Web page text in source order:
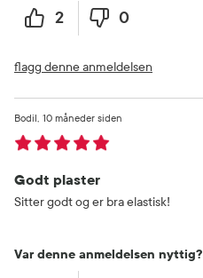
2 0
flagg denne anmeldelsen
Godt plaster
10 måneder siden
Bodil
Sitter godt og er bra elastisk!
Var denne anmeldelsen nyttig?